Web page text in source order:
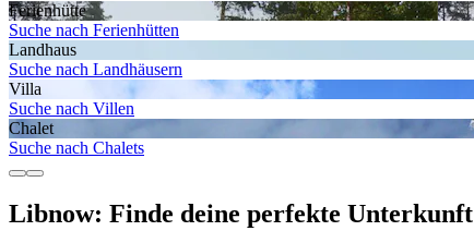
Ferienhütte
Suche nach Ferienhütten
Landhaus
Suche nach Landhäusern
Villa
Suche nach Villen
Chalet
Suche nach Chalets
Libnow: Finde deine perfekte Unterkunft